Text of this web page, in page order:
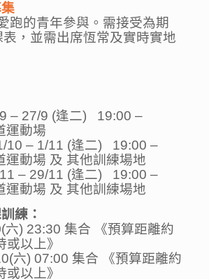
跑的青年參與。需接受為期
，並需出席恆常及實時實地
– 27/9 (逢二) 19:00 –
運動場
10 – 1/11 (逢二) 19:00 –
動場 及 其他訓練場地
– 29/11 (逢二) 19:00 –
動場 及 其他訓練場地
練：
六) 23:30 集合 《預算距離約
以上》
六) 07:00 集合 《預算距離約
以上》